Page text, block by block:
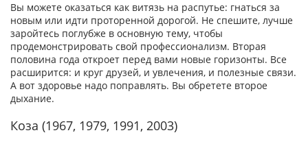
Вы можете оказаться как витязь на распутье: гнаться за
новым или идти проторенной дорогой. Не спешите, лучше
заройтесь поглубже в основную тему, чтобы
продемонстрировать свой профессионализм. Вторая
половина года откроет перед вами новые горизонты. Все
расширится: и круг друзей, и увлечения, и полезные связи.
А вот здоровье надо поправлять. Вы обретете второе
дыхание.
Коза (1967, 1979, 1991, 2003)